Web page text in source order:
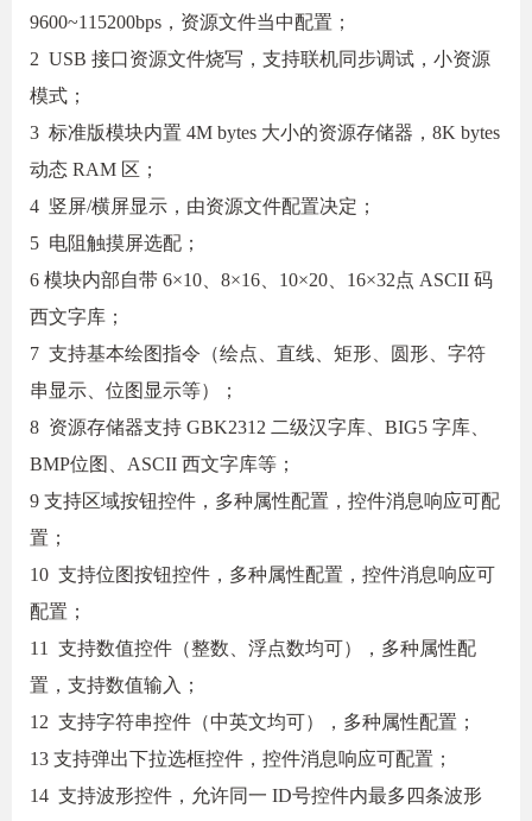
9600~115200bps，资源文件当中配置；
2 USB 接口资源文件烧写，支持联机同步调试，小资源
模式；
3 标准版模块内置 4M bytes 大小的资源存储器，8K bytes
动态 RAM 区；
4 竖屏/横屏显示，由资源文件配置决定；
5 电阻触摸屏选配；
6 模块内部自带 6×10、8×16、10×20、16×32点 ASCII 码
西文字库；
7 支持基本绘图指令（绘点、直线、矩形、圆形、字符
串显示、位图显示等）；
8 资源存储器支持 GBK2312 二级汉字库、BIG5 字库、
BMP位图、ASCII 西文字库等；
9 支持区域按钮控件，多种属性配置，控件消息响应可配
置；
10 支持位图按钮控件，多种属性配置，控件消息响应可
配置；
11 支持数值控件（整数、浮点数均可），多种属性配
置，支持数值输入；
12 支持字符串控件（中英文均可），多种属性配置；
13 支持弹出下拉选框控件，控件消息响应可配置；
14 支持波形控件，允许同一 ID号控件内最多四条波形